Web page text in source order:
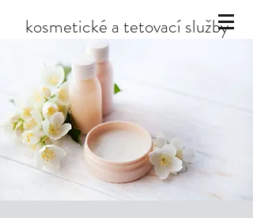
kosmetické a tetovací služby